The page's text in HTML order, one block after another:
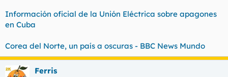
Información oficial de la Unión Eléctrica sobre apagones
en Cuba
Corea del Norte, un país a oscuras - BBC News Mundo
Ferris